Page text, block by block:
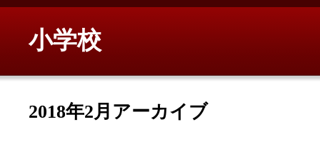
小学校
2018年2月アーカイブ